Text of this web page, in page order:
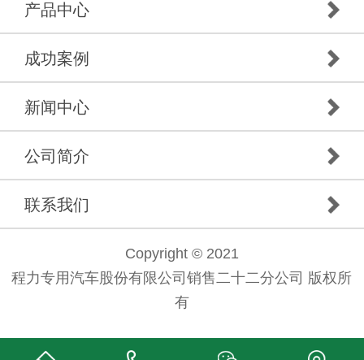
产品中心
成功案例
新闻中心
公司简介
联系我们
Copyright © 2021
程力专用汽车股份有限公司销售二十二分公司 版权所
有